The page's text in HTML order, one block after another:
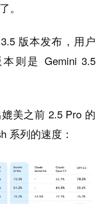
。
版本发布，用户
则是 Gemini 3.5
美之前 2.5 Pro 的
系列的速度：